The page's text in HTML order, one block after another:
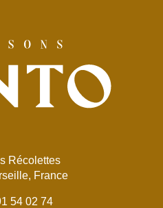
Récolettes
France
54 02 74